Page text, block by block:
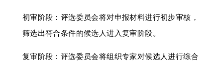
初审阶段：评选委员会将对申报材料进行初步审核，
筛选出符合条件的候选人进入复审阶段。
复审阶段：评选委员会将组织专家对候选人进行综合